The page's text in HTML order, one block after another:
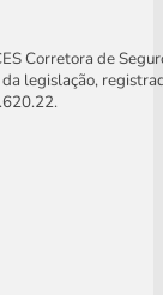
Corretora de
legislação,